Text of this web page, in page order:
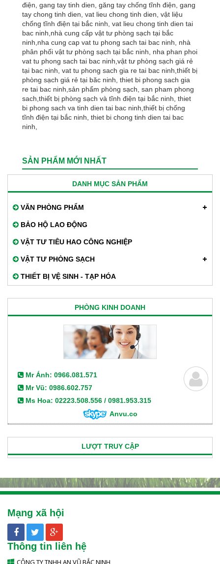
điện, gang tay tinh dien, găng tay chống tĩnh điện, gang
tay chong tinh dien, vat lieu chong tinh dien, vật liệu
chống tĩnh điện tại bắc ninh, vat lieu chong tinh dien tai
bac ninh,nhà cung cấp vật tư phòng sạch tại bắc
ninh,nha cung cap vat tu phong sach tai bac ninh, nhà
phân phối vật tư phòng sạch tại bắc ninh, nha phan phoi
vat tu phong sach tai bac ninh,vật tư phòng sạch giá rẻ
tại bac ninh, vat tu phong sach gia re tai bac ninh,thiết bị
phòng sạch giá rẻ tại băc ninh, thiet bi phong sach gia
re tai bac ninh,sản phẩm phòng sạch, san pham phong
sach,thiết bị phòng sạch và tĩnh điện tại bắc ninh, thiet
bi phong sach va tinh dien tai bac ninh,thiết bị chống
tĩnh điện tại bắc ninh, thiet bi chong tinh dien tai bac
ninh,
SẢN PHẨM MỚI NHẤT
DANH MỤC SẢN PHẨM
VĂN PHÒNG PHẨM
BẢO HỘ LAO ĐỘNG
VẬT TƯ TIÊU HAO CÔNG NGHIỆP
VẬT TƯ PHÒNG SẠCH
THIẾT BỊ VỆ SINH - TẠP HÓA
PHÒNG KINH DOANH
Mr Ánh: 0966.081.571
Mr Vũ: 0986.602.757
Ms Hoa: 02223.508.556 / 0981.953.315
Anvu.co
LƯỢT TRUY CẬP
Mạng xã hội
Thông tin liên hệ
CÔNG TY TNHH AN VŨ BẮC NINH